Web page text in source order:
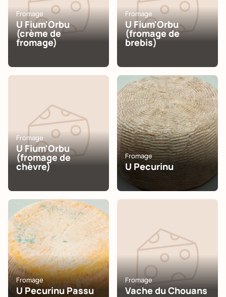
Fromage
U Fium'Orbu
(crème de
fromage)
Fromage
U Fium'Orbu
(fromage de
brebis)
Fromage
U Fium'Orbu
(fromage de
chèvre)
Fromage
U Pecurinu
Fromage
U Pecurinu Passu
Fromage
Vache du Chouans